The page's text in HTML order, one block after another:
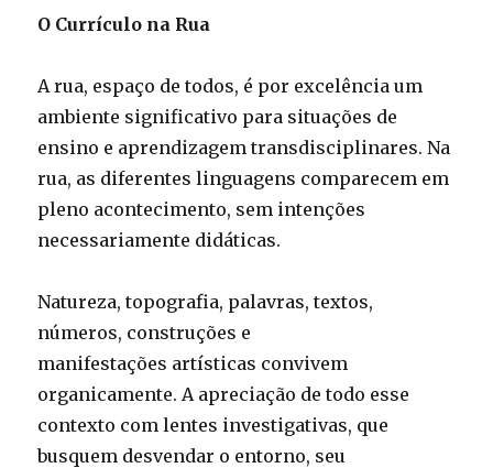
O Currículo na Rua
A rua, espaço de todos, é por excelência um
ambiente significativo para situações de
ensino e aprendizagem transdisciplinares. Na
rua, as diferentes linguagens comparecem em
pleno acontecimento, sem intenções
necessariamente didáticas.
Natureza, topografia, palavras, textos,
números, construções e
manifestações artísticas convivem
organicamente. A apreciação de todo esse
contexto com lentes investigativas, que
busquem desvendar o entorno, seu